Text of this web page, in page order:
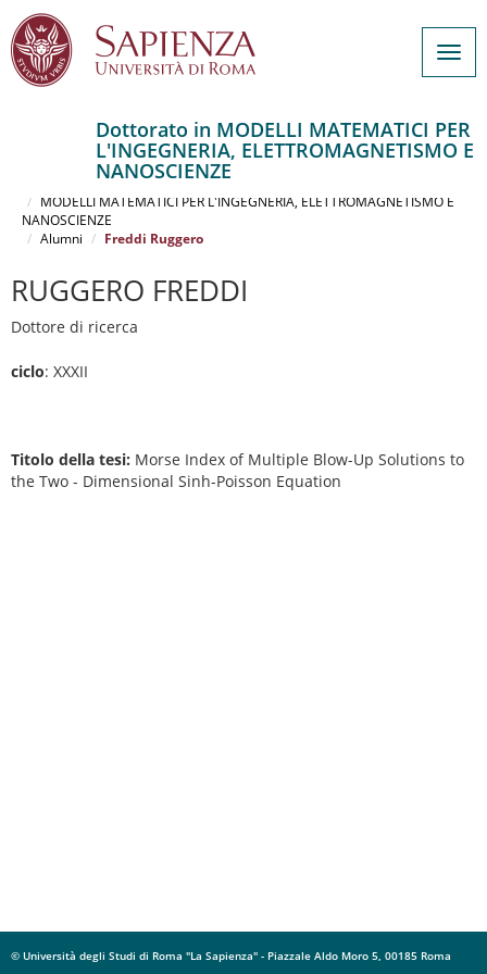
contenuto
principale
Dottorato in MODELLI MATEMATICI PER
L'INGEGNERIA, ELETTROMAGNETISMO E
NANOSCIENZE
MODELLI MATEMATICI PER L'INGEGNERIA, ELETTROMAGNETISMO E
NANOSCIENZE
Alumni
Freddi Ruggero
RUGGERO FREDDI
Dottore di ricerca
ciclo: XXXII
Titolo della tesi: Morse Index of Multiple Blow-Up Solutions to
the Two - Dimensional Sinh-Poisson Equation
© Università degli Studi di Roma "La Sapienza" - Piazzale Aldo Moro 5, 00185 Roma